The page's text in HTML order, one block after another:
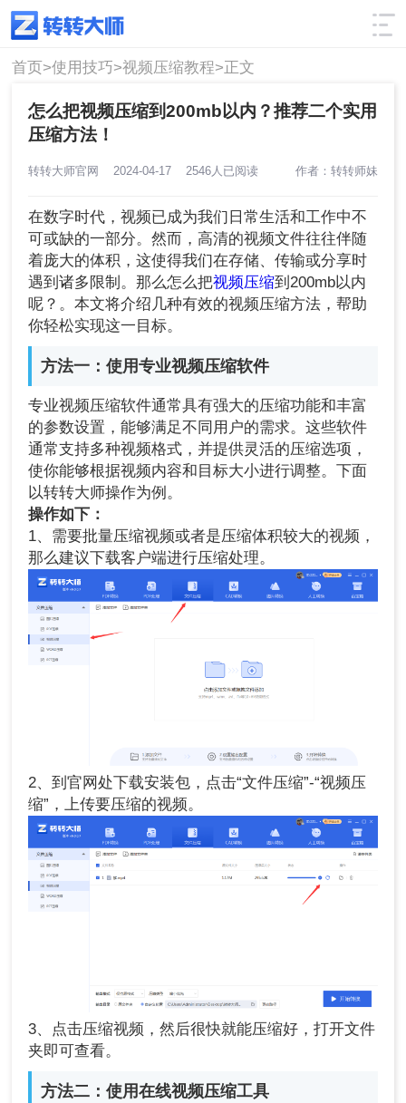
使用技巧 筛选
首页>使用技巧>视频压缩教程>正文
怎么把视频压缩到200mb以内？推荐二个实用
压缩方法！
转转大师官网 2024-04-17 2546人已阅读 作者：转转师妹
在数字时代，视频已成为我们日常生活和工作中不
可或缺的一部分。然而，高清的视频文件往往伴随
着庞大的体积，这使得我们在存储、传输或分享时
遇到诸多限制。那么怎么把视频压缩到200mb以内
呢？。本文将介绍几种有效的视频压缩方法，帮助
你轻松实现这一目标。
方法一：使用专业视频压缩软件
专业视频压缩软件通常具有强大的压缩功能和丰富
的参数设置，能够满足不同用户的需求。这些软件
通常支持多种视频格式，并提供灵活的压缩选项，
使你能够根据视频内容和目标大小进行调整。下面
以转转大师操作为例。
操作如下：
1、需要批量压缩视频或者是压缩体积较大的视频，
那么建议下载客户端进行压缩处理。
2、到官网处下载安装包，点击“文件压缩”-“视频压
缩”，上传要压缩的视频。
3、点击压缩视频，然后很快就能压缩好，打开文件
夹即可查看。
方法二：使用在线视频压缩工具